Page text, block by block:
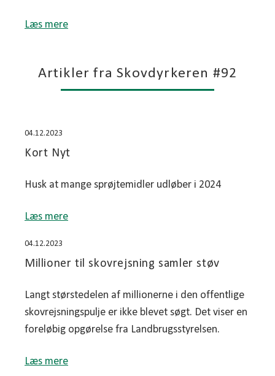
Læs mere
Artikler fra Skovdyrkeren #92
04.12.2023
Kort Nyt
Husk at mange sprøjtemidler udløber i 2024
Læs mere
04.12.2023
Millioner til skovrejsning samler støv
Langt størstedelen af millionerne i den offentlige
skovrejsningspulje er ikke blevet søgt. Det viser en
foreløbig opgørelse fra Landbrugsstyrelsen.
Læs mere